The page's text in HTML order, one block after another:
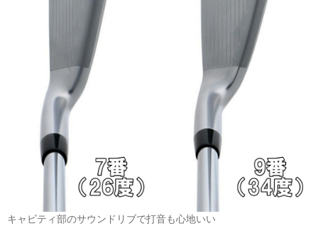
キャビティ部のサウンドリブで打音も心地いい